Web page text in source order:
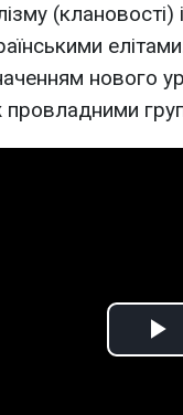
нового
провладними